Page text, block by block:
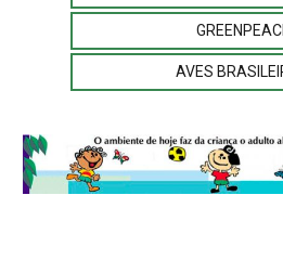
AVES